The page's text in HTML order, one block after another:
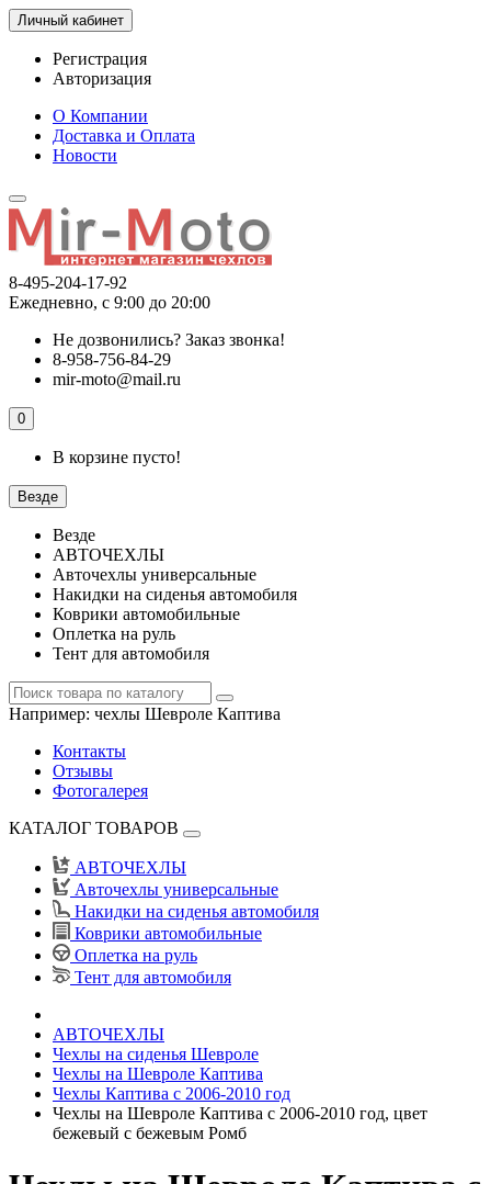
Личный кабинет
Регистрация
Авторизация
О Компании
Доставка и Оплата
Новости
8-495-204-17-92
Ежедневно, с 9:00 до 20:00
Не дозвонились? Заказ звонка!
8-958-756-84-29
mir-moto@mail.ru
0
В корзине пусто!
Везде
Везде
АВТОЧЕХЛЫ
Авточехлы универсальные
Накидки на сиденья автомобиля
Коврики автомобильные
Оплетка на руль
Тент для автомобиля
Например: чехлы Шевроле Каптива
Контакты
Отзывы
Фотогалерея
КАТАЛОГ ТОВАРОВ
АВТОЧЕХЛЫ
Авточехлы универсальные
Накидки на сиденья автомобиля
Коврики автомобильные
Оплетка на руль
Тент для автомобиля
АВТОЧЕХЛЫ
Чехлы на сиденья Шевроле
Чехлы на Шевроле Каптива
Чехлы Каптива с 2006-2010 год
Чехлы на Шевроле Каптива с 2006-2010 год, цвет
бежевый с бежевым Ромб